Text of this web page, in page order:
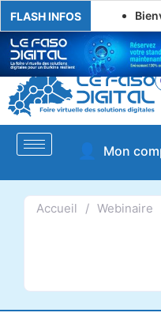
FLASH INFOS
👤 Mon
Accueil / Webinaire